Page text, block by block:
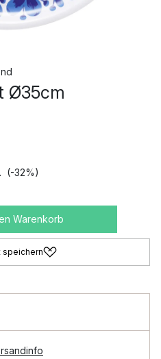
Ø35cm
(-32%)
Warenkorb
speichern